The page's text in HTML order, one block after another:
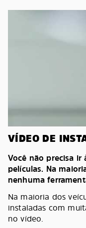
VÍDEO DE
Você não precisa ir
películas. Na
nenhuma
Na maioria dos
instaladas com
no vídeo.